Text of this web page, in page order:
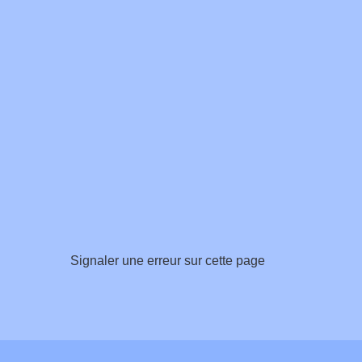
Signaler une erreur sur cette page